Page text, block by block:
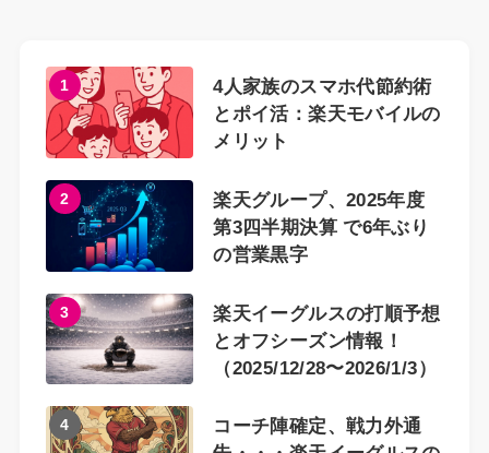
1
4人家族のスマホ代節約術
とポイ活：楽天モバイルの
メリット
2
楽天グループ、2025年度
第3四半期決算 で6年ぶり
の営業黒字
3
楽天イーグルスの打順予想
とオフシーズン情報！
（2025/12/28〜2026/1/3）
4
コーチ陣確定、戦力外通